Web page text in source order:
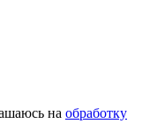
на обработку